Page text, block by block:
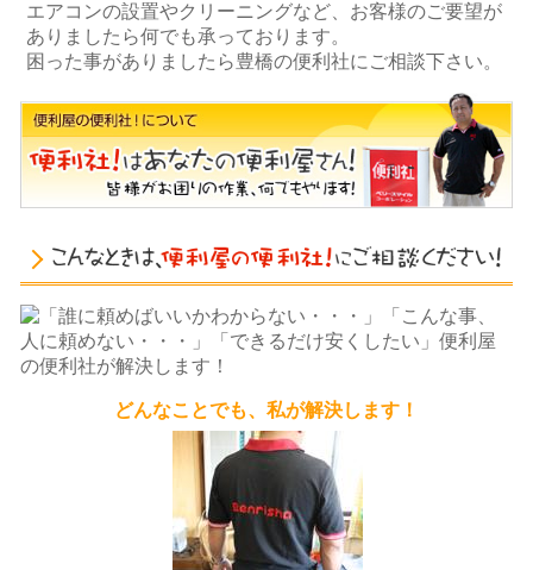
エアコンの設置やクリーニングなど、お客様のご要望が
ありましたら何でも承っております。
困った事がありましたら豊橋の便利社にご相談下さい。
どんなことでも、私が解決します！